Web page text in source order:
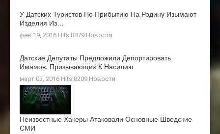
У Датских Туристов По Прибытию На Родину Изымают
Изделия Из…
фев 19, 2016 Hits:8879 Новости
Датские Депутаты Предложили Депортировать
Имамов, Призывающих К Насилию
март 03, 2016 Hits:8209 Новости
Неизвестные Хакеры Атаковали Основные Шведские
СМИ